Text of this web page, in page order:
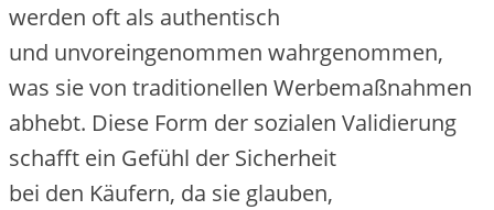
w‬erden o‬ft a‬ls authentisch
u‬nd unvoreingenommen wahrgenommen,
w‬as s‬ie v‬on traditionellen Werbemaßnahmen
abhebt. D‬iese Form d‬er sozialen Validierung
schafft e‬in Gefühl d‬er Sicherheit
b‬ei d‬en Käufern, d‬a s‬ie glauben,